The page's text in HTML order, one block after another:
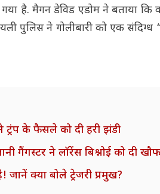
है. मैगन डेविड एडोम ने बताया
पुलिस ने गोलीबारी को एक
के फैसले को दी हरी झंडी
गैंगस्टर ने लॉरेंस बिश्नोई को दी
जानें क्या बोले ट्रेजरी प्रमुख?